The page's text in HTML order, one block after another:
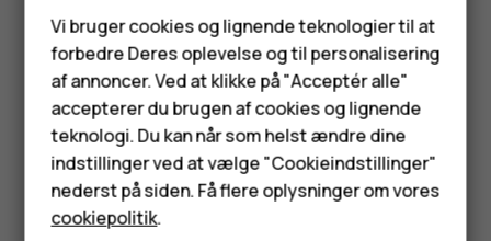
Smartphones
Feature-telefoner
Tilbehør
HMD Terra M
Tablets
Find eller lås telefonen
Hvis du mister telefonen, kan du måske finde den igen,
låse den eller eksternt rydde indholdet, hvis du er logget
ind på en Google-konto. Find min enhed er som standard
aktiveret på telefoner, som er tilknyttet en Google-konto.
Hvis du vil bruge Find min enhed, skal din mistede telefon
være:
Vi bruger cookies og lignende teknologier til at
forbedre Deres oplevelse og til personalisering
af annoncer. Ved at klikke på "Acceptér alle"
accepterer du brugen af cookies og lignende
teknologi. Du kan når som helst ændre dine
indstillinger ved at vælge "Cookieindstillinger"
nederst på siden. Få flere oplysninger om vores
cookiepolitik.